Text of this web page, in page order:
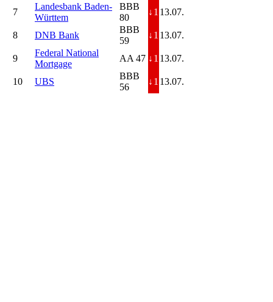
7
Landesbank Baden-
Württem
BBB
80
↓ 1 13.07.
8 DNB Bank
BBB
59
↓ 1 13.07.
9
Federal National
Mortgage
AA 47 ↓ 1 13.07.
10 UBS
BBB
56
↓ 1 13.07.